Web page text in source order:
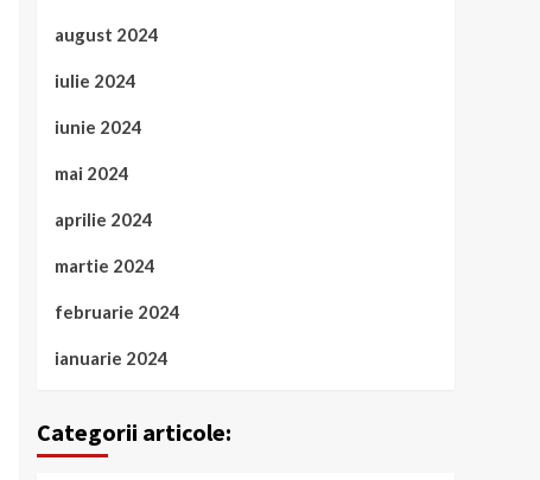
august 2024
iulie 2024
iunie 2024
mai 2024
aprilie 2024
martie 2024
februarie 2024
ianuarie 2024
Categorii articole: